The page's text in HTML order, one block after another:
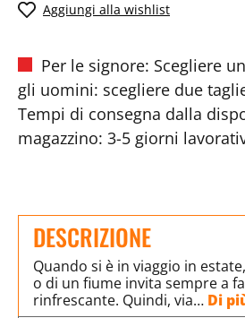
Aggiungi alla wishlist
Per le signore: Scegliere
gli uomini: scegliere due
Tempi di consegna dalla
magazzino: 3-5 giorni
DESCRIZIONE
Quando si è in viaggio in
o di un fiume invita sempre a
rinfrescante. Quindi, via… Di